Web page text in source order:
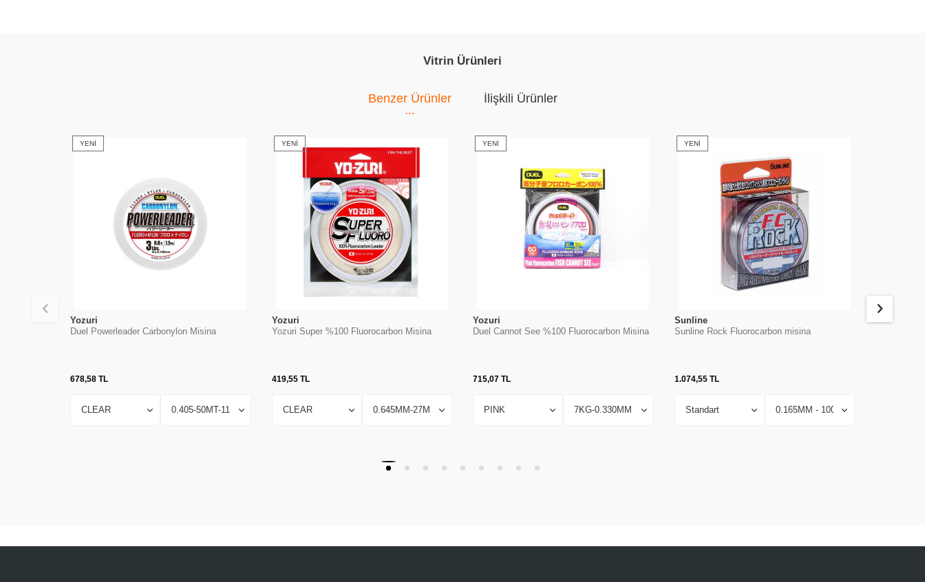
Vitrin Ürünleri
Benzer Ürünler İlişkili Ürünler
YENI
Yozuri
Duel Powerleader Carbonylon Misina
678,58 TL
YENI
Yozuri
Yozuri Super %100 Fluorocarbon Misina
419,55TL
YENI
Yozuri
Duel Cannot See %100 Fluorocarbon Misina
715,07 TL
YENI
Sunline
Sunline Rock Fluorocarbon misina
1.074,55TL
Sunline